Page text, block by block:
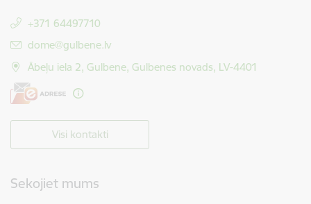
+371 64497710
E-pasts:
dome@gulbene.lv
Ābeļu iela 2, Gulbene, Gulbenes novads, LV-4401
Visi kontakti
Sekojiet mums